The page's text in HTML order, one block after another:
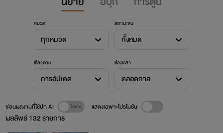
หมวด
ทุกหมวด
สถานะจบ
ทั้งหมด
เรียงตาม
การอัปเดต
ช่วงเวลา
ตลอดกาล
ผลลัพธ์132รายการ
ซ่อนผลงานที่ใช้ปก AI แสดงเฉพาะโปรโมชัน